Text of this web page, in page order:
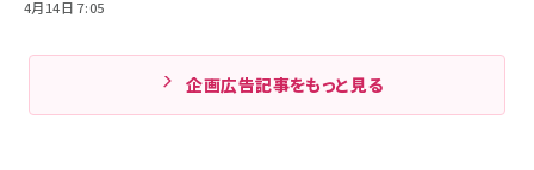
4月14日 7:05
企画広告記事をもっと見る